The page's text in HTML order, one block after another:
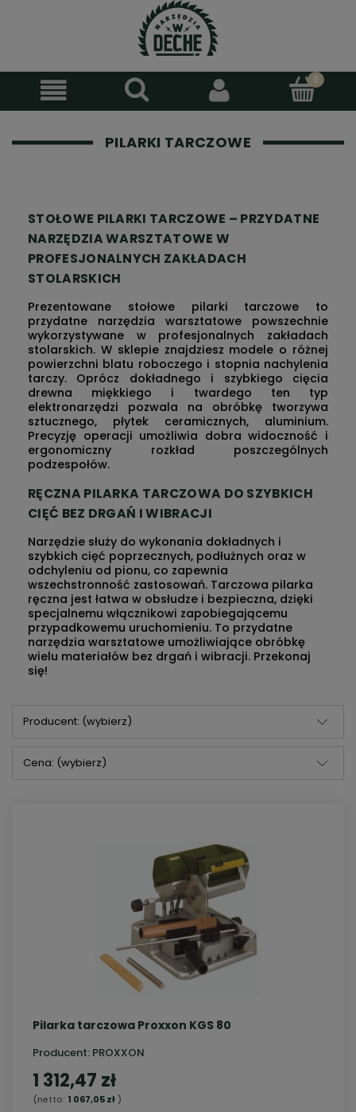
PILARKI TARCZOWE
STOŁOWE PILARKI TARCZOWE – PRZYDATNE
NARZĘDZIA WARSZTATOWE W
PROFESJONALNYCH ZAKŁADACH
STOLARSKICH
Prezentowane stołowe pilarki tarczowe to
przydatne narzędzia warsztatowe powszechnie
wykorzystywane w profesjonalnych zakładach
stolarskich. W sklepie znajdziesz modele o różnej
powierzchni blatu roboczego i stopnia nachylenia
tarczy. Oprócz dokładnego i szybkiego cięcia
drewna miękkiego i twardego ten typ
elektronarzędzi pozwala na obróbkę tworzywa
sztucznego, płytek ceramicznych, aluminium.
Precyzję operacji umożliwia dobra widoczność i
ergonomiczny rozkład poszczególnych
podzespołów.
RĘCZNA PILARKA TARCZOWA DO SZYBKICH
CIĘĆ BEZ DRGAŃ I WIBRACJI
Narzędzie służy do wykonania dokładnych i
szybkich cięć poprzecznych, podłużnych oraz w
odchyleniu od pionu, co zapewnia
wszechstronność zastosowań. Tarczowa pilarka
ręczna jest łatwa w obsłudze i bezpieczna, dzięki
specjalnemu włącznikowi zapobiegającemu
przypadkowemu uruchomieniu. To przydatne
narzędzia warsztatowe umożliwiające obróbkę
wielu materiałów bez drgań i wibracji. Przekonaj
się!
Producent: (wybierz)
Cena: (wybierz)
Pilarka tarczowa Proxxon KGS 80
Producent: PROXXON
1 312,47 zł
(netto: 1 067,05 zł)